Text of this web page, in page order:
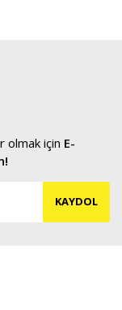
olmak için E-
KAYDOL